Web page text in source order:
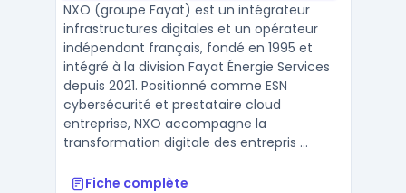
NXO (groupe Fayat) est un intégrateur
infrastructures digitales et un opérateur
indépendant français, fondé en 1995 et
intégré à la division Fayat Énergie Services
depuis 2021. Positionné comme ESN
cybersécurité et prestataire cloud
entreprise, NXO accompagne la
transformation digitale des entrepris ...
Fiche complète